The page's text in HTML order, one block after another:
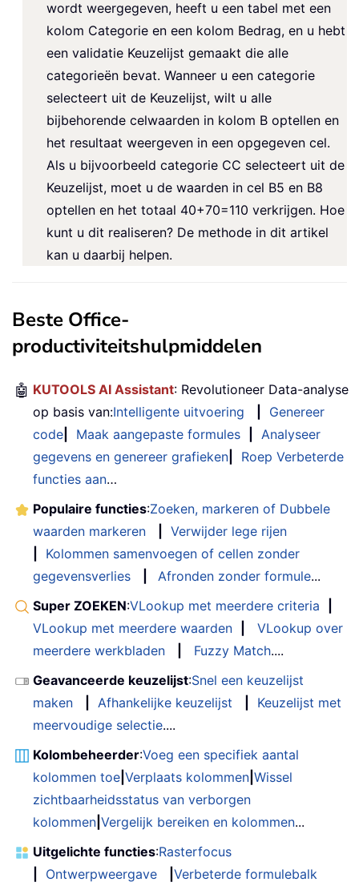
wordt weergegeven, heeft u een tabel met een
kolom Categorie en een kolom Bedrag, en u hebt
een validatie Keuzelijst gemaakt die alle
categorieën bevat. Wanneer u een categorie
selecteert uit de Keuzelijst, wilt u alle
bijbehorende celwaarden in kolom B optellen en
het resultaat weergeven in een opgegeven cel.
Als u bijvoorbeeld categorie CC selecteert uit de
Keuzelijst, moet u de waarden in cel B5 en B8
optellen en het totaal 40+70=110 verkrijgen. Hoe
kunt u dit realiseren? De methode in dit artikel
kan u daarbij helpen.
Beste Office-
productiviteitshulpmiddelen
🤖 KUTOOLS AI Assistant: Revolutioneer Data-analyse
op basis van:Intelligente uitvoering
Genereer
code
Maak aangepaste formules
Analyseer
gegevens en genereer grafieken
Roep Verbeterde
functies aan…
Populaire functies:Zoeken, markeren of Dubbele
waarden markeren
Verwijder lege rijen
Kolommen samenvoegen of cellen zonder
gegevensverlies
Afronden zonder formule...
Super ZOEKEN:VLookup met meerdere criteria
VLookup met meerdere waarden
VLookup over
meerdere werkbladen
Fuzzy Match....
Geavanceerde keuzelijst:Snel een keuzelijst
maken
Afhankelijke keuzelijst
Keuzelijst met
meervoudige selectie....
Kolombeheerder:Voeg een specifiek aantal
kolommen toe Verplaats kolommen Wissel
zichtbaarheidsstatus van verborgen
kolommen Vergelijk bereiken en kolommen...
Uitgelichte functies:Rasterfocus
Ontwerpweergave
Verbeterde formulebalk